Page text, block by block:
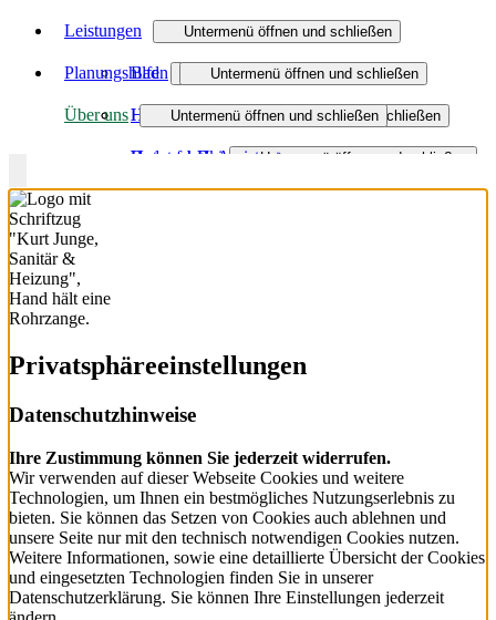
Leistungen Untermenü öffnen und schließen
Bad Untermenü öffnen und schließen
Badmodernisierung
Barrierefreies Bad
Heizung Untermenü öffnen und schließen
Heizungsmodernisierung
Förderung Heizung
Haustechnik Untermenü öffnen und schließen
Planungshilfen Untermenü öffnen und schließen
Heizungsanfrage-Assistent
Badanfrage-Assistent
Über uns Untermenü öffnen und schließen
Unternehmen
Privatsphäre­einstellungen
Datenschutzhinweise
Ihre Zustimmung können Sie jederzeit widerrufen.
Wir verwenden auf dieser Webseite Cookies und weitere
Technologien, um Ihnen ein bestmögliches Nutzungserlebnis zu
bieten. Sie können das Setzen von Cookies auch ablehnen und
unsere Seite nur mit den technisch notwendigen Cookies nutzen.
Weitere Informationen, sowie eine detaillierte Übersicht der Cookies
und eingesetzten Technologien finden Sie in unserer
Datenschutzerklärung. Sie können Ihre Einstellungen jederzeit